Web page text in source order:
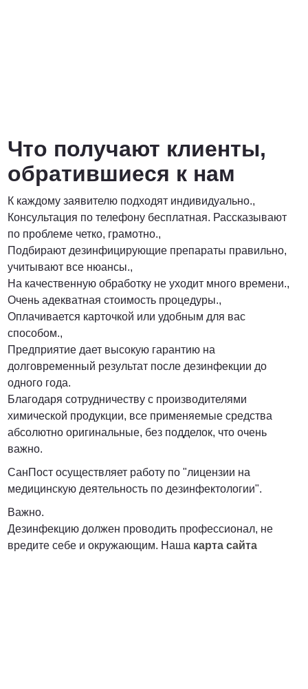
Что получают клиенты,
обратившиеся к нам
К каждому заявителю подходят индивидуально.,
Консультация по телефону бесплатная. Рассказывают
по проблеме четко, грамотно.,
Подбирают дезинфицирующие препараты правильно,
учитывают все нюансы.,
На качественную обработку не уходит много времени.,
Очень адекватная стоимость процедуры.,
Оплачивается карточкой или удобным для вас
способом.,
Предприятие дает высокую гарантию на
долговременный результат после дезинфекции до
одного года.
Благодаря сотрудничеству с производителями
химической продукции, все применяемые средства
абсолютно оригинальные, без подделок, что очень
важно.
СанПост осуществляет работу по "лицензии на
медицинскую деятельность по дезинфектологии".
Важно.
Дезинфекцию должен проводить профессионал, не
вредите себе и окружающим. Наша карта сайта